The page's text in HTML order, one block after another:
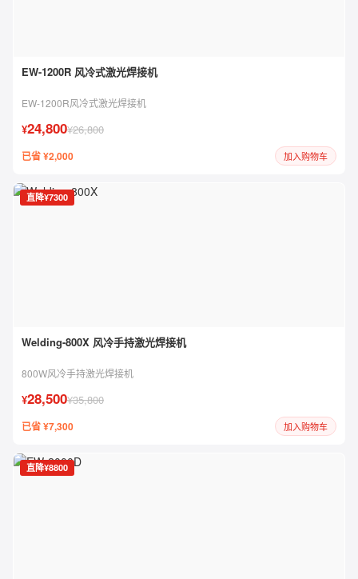
EW-1200R 风冷式激光焊接机
EW-1200R风冷式激光焊接机
¥24,800¥26,800
已省 ¥2,000 加入购物车
直降¥7300
Welding-800X 风冷手持激光焊接机
800W风冷手持激光焊接机
¥28,500¥35,800
已省 ¥7,300 加入购物车
直降¥8800